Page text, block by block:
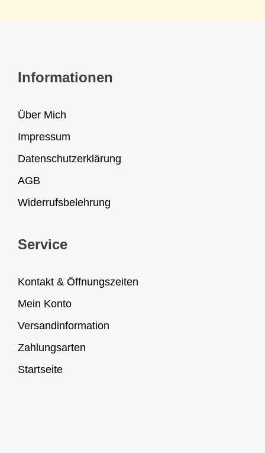
Informationen
Über Mich
Impressum
Datenschutzerklärung
AGB
Widerrufsbelehrung
Service
Kontakt & Öffnungszeiten
Mein Konto
Versandinformation
Zahlungsarten
Startseite